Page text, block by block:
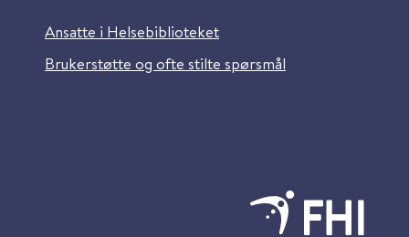
Ansatte i Helsebiblioteket
Brukerstøtte og ofte stilte spørsmål